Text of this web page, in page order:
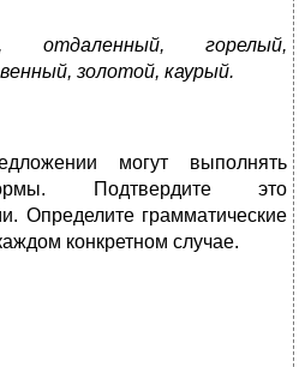
отдаленный, горелый,
золотой, каурый.
могут выполнять
Подтвердите это
Определите грамматические
конкретном случае.